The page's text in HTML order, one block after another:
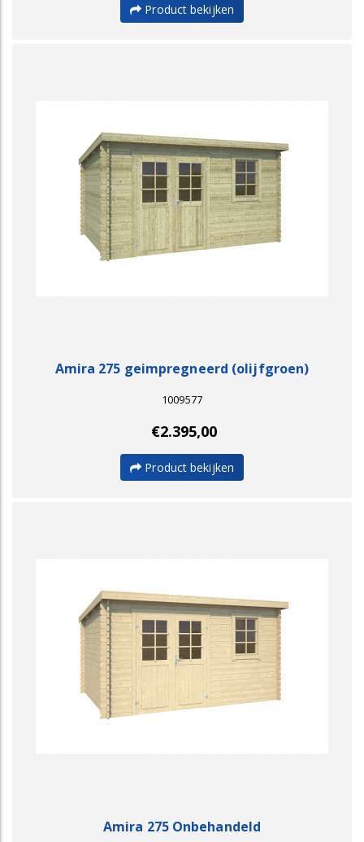
Product bekijken
Amira 275 geimpregneerd (olijfgroen)
1009577
€2.395,00
Product bekijken
Amira 275 Onbehandeld